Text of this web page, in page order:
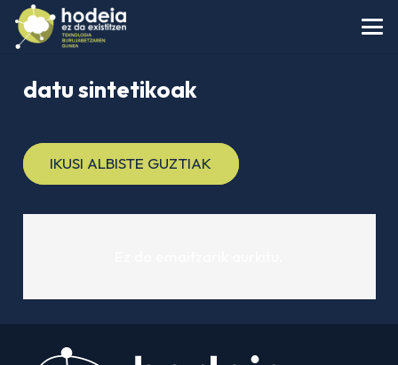
datu sintetikoak
IKUSI ALBISTE GUZTIAK